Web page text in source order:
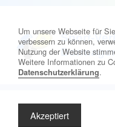
Sport-
Um unsere Webseite für
verbessern zu können,
Nutzung der Website
Weitere Informationen zu
Datenschutzerklärung.
Akzeptiert